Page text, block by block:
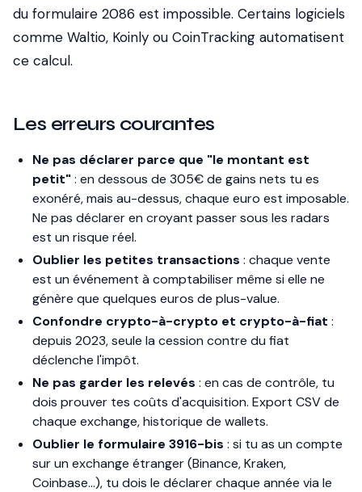
du formulaire 2086 est impossible. Certains logiciels
comme Waltio, Koinly ou CoinTracking automatisent
ce calcul.
Les erreurs courantes
Ne pas déclarer parce que "le montant est
petit": en dessous de 305€ de gains nets tu es
exonéré, mais au-dessus, chaque euro est imposable.
Ne pas déclarer en croyant passer sous les radars
est un risque réel.
Oublier les petites transactions : chaque vente
est un événement à comptabiliser même si elle ne
génère que quelques euros de plus-value.
Confondre crypto-à-crypto et crypto-à-fiat :
depuis 2023, seule la cession contre du fiat
déclenche l'impôt.
Ne pas garder les relevés : en cas de contrôle, tu
dois prouver tes coûts d'acquisition. Export CSV de
chaque exchange, historique de wallets.
Oublier le formulaire 3916-bis : si tu as un compte
sur un exchange étranger (Binance, Kraken,
Coinbase…), tu dois le déclarer chaque année via le